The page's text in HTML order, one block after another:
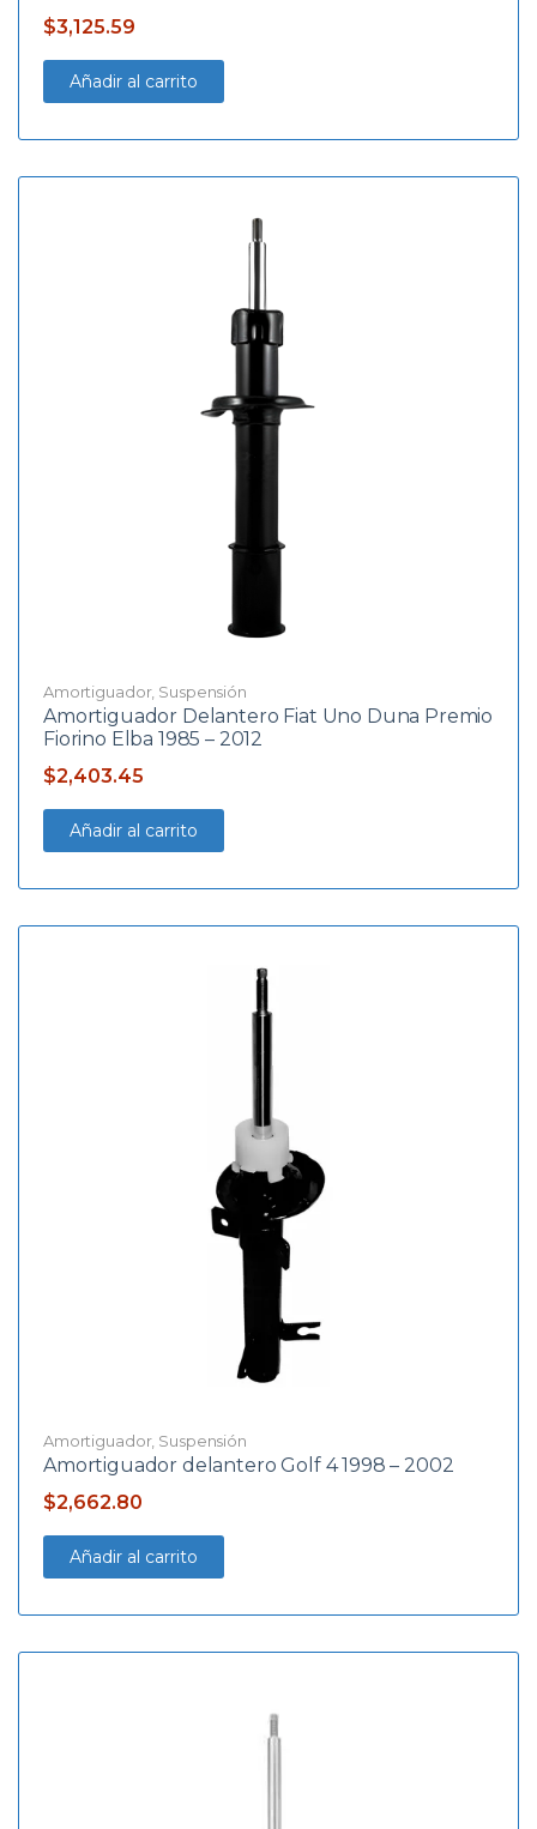
$3,125.59
Añadir al carrito
Amortiguador, Suspensión
Amortiguador Delantero Fiat Uno Duna Premio
Fiorino Elba 1985 – 2012
$2,403.45
Añadir al carrito
Amortiguador, Suspensión
Amortiguador delantero Golf 4 1998 – 2002
$2,662.80
Añadir al carrito